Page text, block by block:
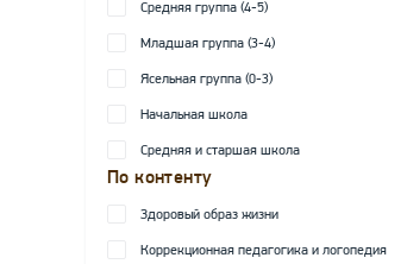
Средняя группа (4-5)
Младшая группа (3-4)
Ясельная группа (0-3)
Начальная школа
Средняя и старшая школа
По контенту
Здоровый образ жизни
Коррекционная педагогика и логопедия